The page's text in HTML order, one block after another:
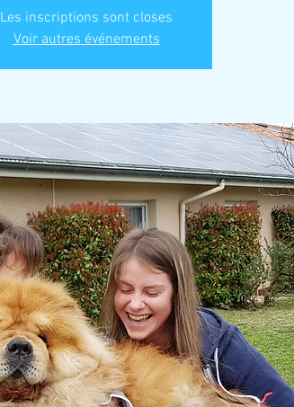
Les inscriptions sont closes
Voir autres événements